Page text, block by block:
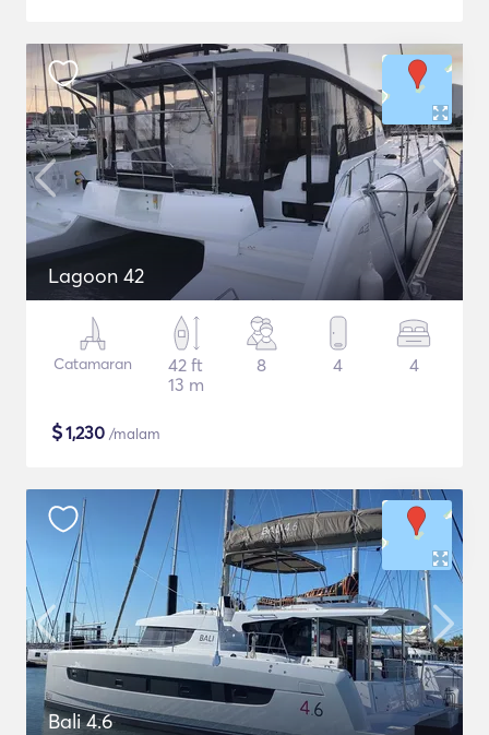
Lagoon 42
Catamaran
42 ft
13 m
8 4 4
$1,230 /malam
Bali 4.6